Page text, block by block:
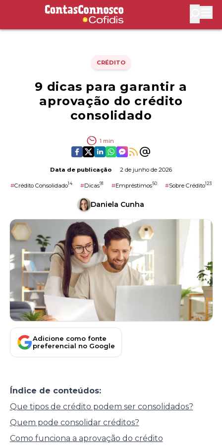
Contas Connosco by Cofidis
CRÉDITO
9 dicas para garantir a
aprovação do crédito
consolidado
1 min
Data de publicação 2 de junho de 2026
#Crédito Consolidado14 #Dicas91 #Empréstimos50 #Sobre Crédito123
Daniela Cunha
Adicione como fonte
preferencial no Google
Índice de conteúdos:
Que tipos de crédito podem ser consolidados?
Quem pode consolidar créditos?
Como funciona a aprovação do crédito